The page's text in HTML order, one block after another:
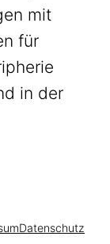
mit
für
in der
Datenschutz